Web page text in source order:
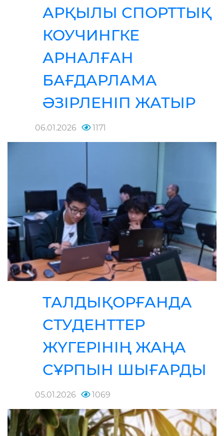
АРҚЫЛЫ СПОРТТЫҚ
КОУЧИНГКЕ
АРНАЛҒАН
БАҒДАРЛАМА
ӘЗІРЛЕНІП ЖАТЫР
06.01.2026 1171
ТАЛДЫҚОРҒАНДА
СТУДЕНТТЕР
ЖҮГЕРІНІҢ ЖАҢА
СҰРПЫН ШЫҒАРДЫ
05.01.2026 1069